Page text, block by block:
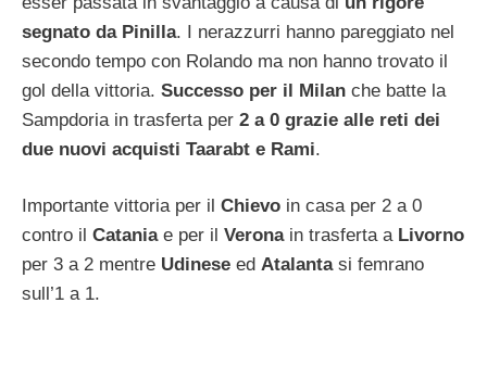
segnato da Pinilla. I nerazzurri hanno pareggiato nel
secondo tempo con Rolando ma non hanno trovato il
gol della vittoria. Successo per il Milan che batte la
Sampdoria in trasferta per 2 a 0 grazie alle reti dei
due nuovi acquisti Taarabt e Rami.
Importante vittoria per il Chievo in casa per 2 a 0
contro il Cataniae per il Veronain trasferta a Livorno
per 3 a 2 mentre Udinese ed Atalantasi femrano
sull’1 a 1.